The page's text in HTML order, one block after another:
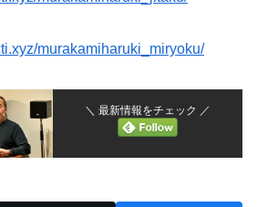
murakamiharuki_miryoku/
＼ 最新情報をチェック ／